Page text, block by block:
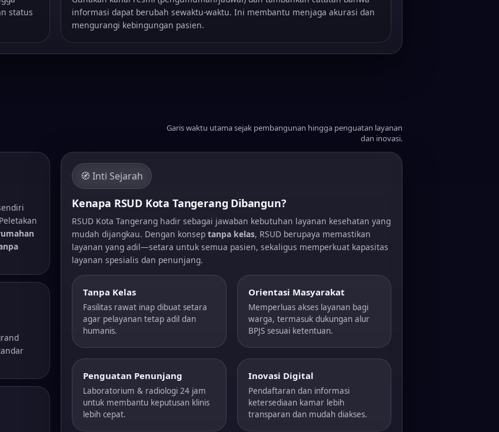
status
informasi dapat berubah sewaktu-waktu. Ini membantu menjaga akurasi dan
mengurangi kebingungan pasien.
Garis waktu utama sejak pembangunan hingga penguatan layanan
dan inovasi.
🧭 Inti Sejarah
Kenapa RSUD Kota Tangerang Dibangun?
RSUD Kota Tangerang hadir sebagai jawaban kebutuhan layanan kesehatan yang
mudah dijangkau. Dengan konsep tanpa kelas, RSUD berupaya memastikan
layanan yang adil—setara untuk semua pasien, sekaligus memperkuat kapasitas
layanan spesialis dan penunjang.
Tanpa Kelas
Fasilitas rawat inap dibuat setara
agar pelayanan tetap adil dan
humanis.
Orientasi Masyarakat
Memperluas akses layanan bagi
warga, termasuk dukungan alur
BPJS sesuai ketentuan.
Penguatan Penunjang
Laboratorium & radiologi 24 jam
untuk membantu keputusan klinis
lebih cepat.
Inovasi Digital
Pendaftaran dan informasi
ketersediaan kamar lebih
transparan dan mudah diakses.